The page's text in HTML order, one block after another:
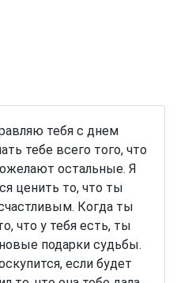
тебя с днем
тебе всего того, что
остальные. Я
ценить то, что ты
Когда ты
что у тебя есть, ты
подарки судьбы.
если будет